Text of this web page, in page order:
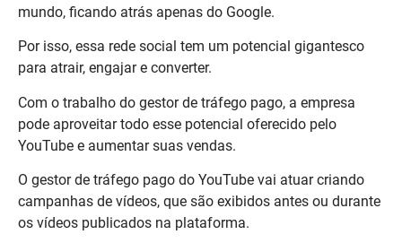
mundo, ficando atrás apenas do Google.
Por isso, essa rede social tem um potencial gigantesco
para atrair, engajar e converter.
Com o trabalho do gestor de tráfego pago, a empresa
pode aproveitar todo esse potencial oferecido pelo
YouTube e aumentar suas vendas.
O gestor de tráfego pago do YouTube vai atuar criando
campanhas de vídeos, que são exibidos antes ou durante
os vídeos publicados na plataforma.